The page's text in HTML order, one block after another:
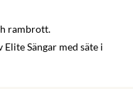
rambrott.
Sängar med säte i